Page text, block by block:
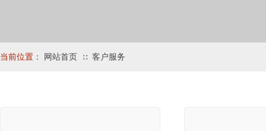
网站首页 ∷ 客户服务
当前位置：